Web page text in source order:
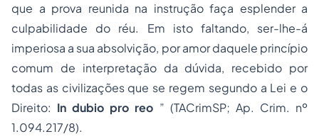
que a prova reunida na instrução faça esplender a
culpabilidade do réu. Em isto faltando, ser-lhe-á
imperiosa a sua absolvição, por amor daquele princípio
comum de interpretação da dúvida, recebido por
todas as civilizações que se regem segundo a Lei e o
Direito: In dubio pro reo ” (TACrimSP; Ap. Crim. nº
1.094.217/8).